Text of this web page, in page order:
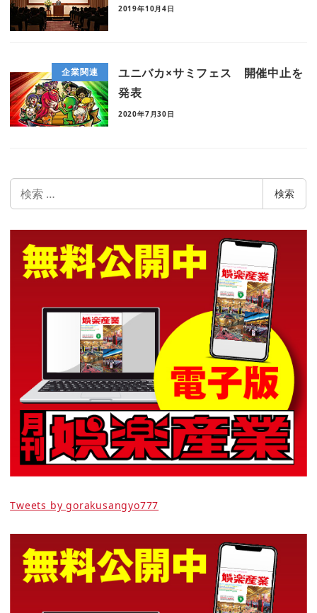
2019年10月4日
企業関連
ユニバカ×サミフェス 開催中止を
発表
2020年7月30日
索
検索
Tweets by gorakusangyo777